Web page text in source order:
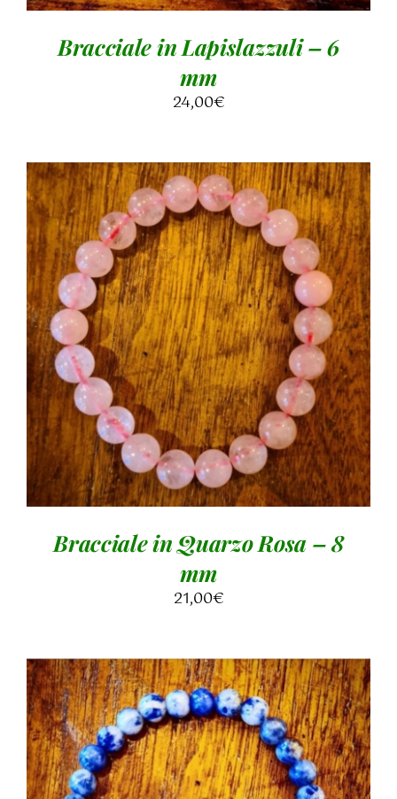
Bracciale in Lapislazzuli – 6
mm
24,00€
AGGIUNGI AL CARRELLO / DETTAGLI
Bracciale in Quarzo Rosa – 8
mm
21,00€